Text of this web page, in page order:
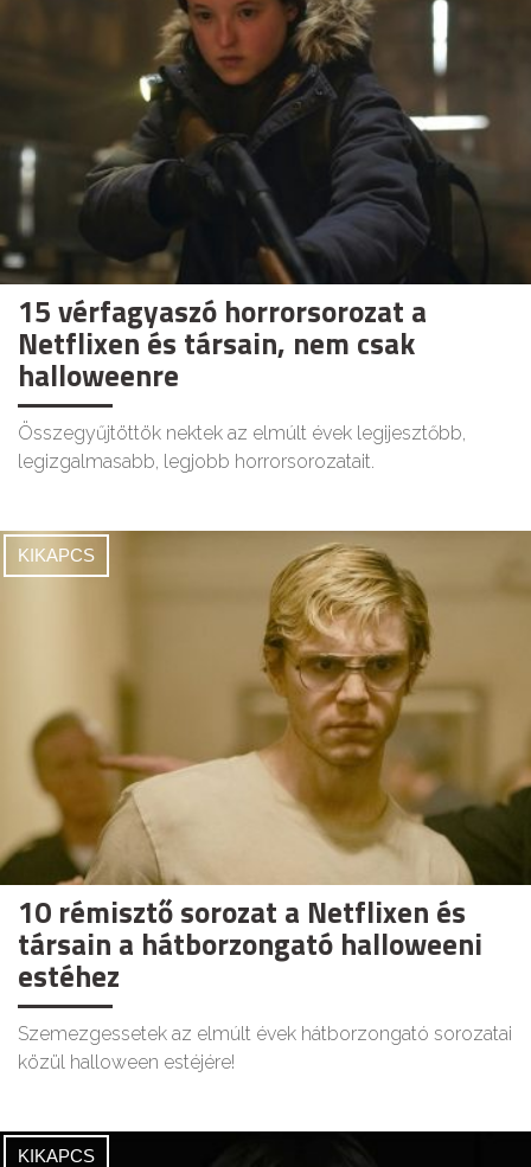
15 vérfagyaszó horrorsorozat a
Netflixen és társain, nem csak
halloweenre
Összegyűjtöttök nektek az elmúlt évek legijesztőbb,
legizgalmasabb, legjobb horrorsorozatait.
KIKAPCS
10 rémisztő sorozat a Netflixen és
társain a hátborzongató halloweeni
estéhez
Szemezgessetek az elmúlt évek hátborzongató sorozatai
közül halloween estéjére!
KIKAPCS